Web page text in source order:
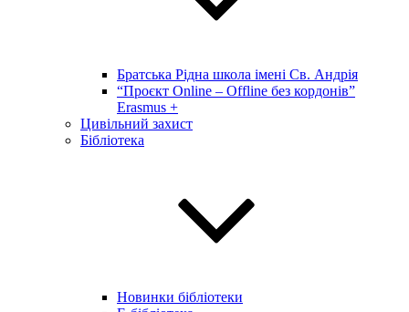
Братська Рідна школа імені Св. Андрія
“Проєкт Online – Offline без кордонів”
Erasmus +
Цивільний захист
Бібліотека
Новинки бібліотеки